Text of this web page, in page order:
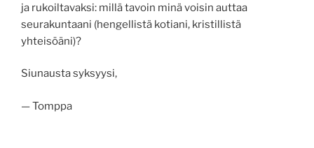
ja rukoiltavaksi: millä tavoin minä voisin auttaa
seurakuntaani (hengellistä kotiani, kristillistä
yhteisöäni)?
Siunausta syksyysi,
— Tomppa